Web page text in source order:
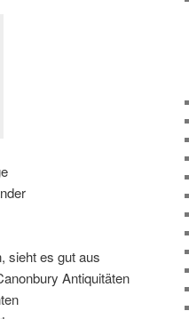
sieht es gut aus
Antiquitäten